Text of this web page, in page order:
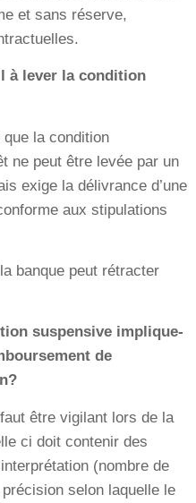
et sans réserve,
à lever la condition
la condition
ne peut être levée par un
exige la délivrance d’une
aux stipulations
banque peut rétracter
suspensive implique-
de
être vigilant lors de la
ci doit contenir des
(nombre de
selon laquelle le